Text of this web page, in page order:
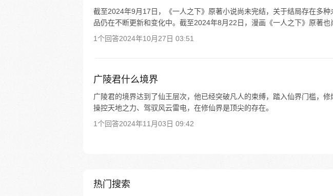
截至2024年9月17日，《一人之下》原著小说尚未完结，关于结局存在多
品仍在不断更新和变化中。截至2024年8月22日，漫画《一人之下》原著也
1个回答2024年10月27日 03:51
广陵君什么境界
广陵君的境界达到了仙王层次，他已经突破凡人的束缚，踏入仙界门槛，
操控天地之力、驾驭风云雷电，在修仙界是顶尖的存在。
1个回答2024年11月03日 09:42
热门搜索